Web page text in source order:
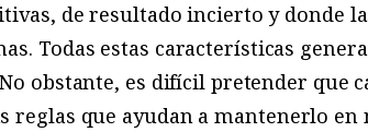
de resultado incierto y donde
Todas estas características
obstante, es difícil pretender que
que ayudan a mantenerlo en